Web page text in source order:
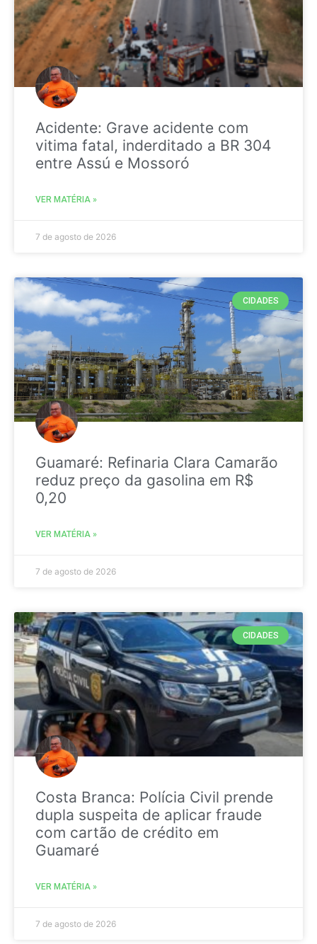
Acidente: Grave acidente com
vitima fatal, inderditado a BR 304
entre Assú e Mossoró
VER MATÉRIA »
7 de agosto de 2026
CIDADES
Guamaré: Refinaria Clara Camarão
reduz preço da gasolina em R$
0,20
VER MATÉRIA »
7 de agosto de 2026
CIDADES
Costa Branca: Polícia Civil prende
dupla suspeita de aplicar fraude
com cartão de crédito em
Guamaré
VER MATÉRIA »
7 de agosto de 2026